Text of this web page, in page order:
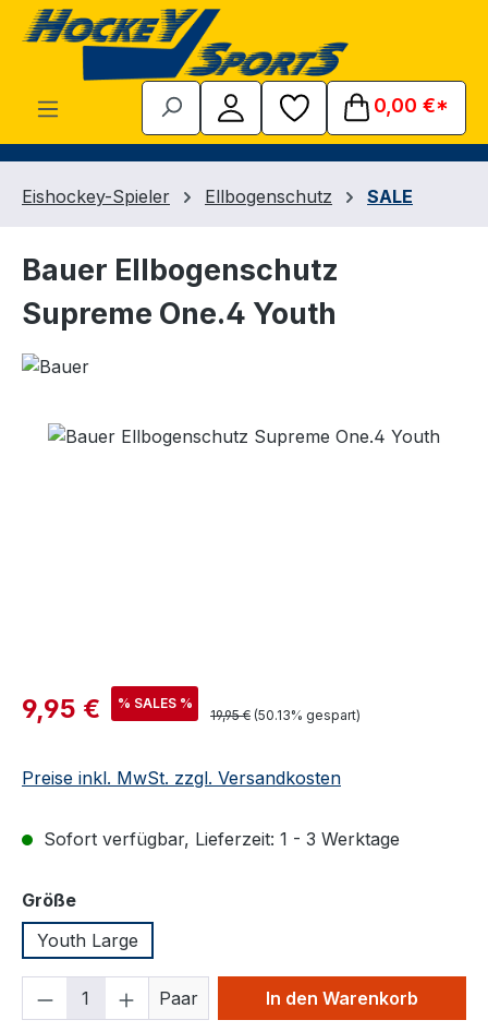
Zum Hauptinhalt springen
0,00 €*
Eishockey-Spieler Ellbogenschutz SALE
Bauer Ellbogenschutz
Supreme One.4 Youth
Bildergalerie überspringen
Verkaufspreis:
9,95 € % SALES %
Regulärer Preis:
19,95 € (50.13% gespart)
Preise inkl. MwSt. zzgl. Versandkosten
Sofort verfügbar, Lieferzeit: 1 - 3 Werktage
Größeauswählen
Youth Large
Produkt Anzahl: Gib den
Paar In den Warenkorb